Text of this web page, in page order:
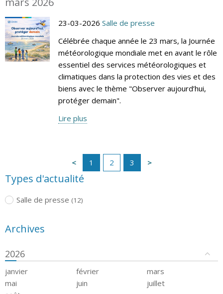
23-03-2026 Salle de presse
Célébrée chaque année le 23 mars, la Journée
météorologique mondiale met en avant le rôle
essentiel des services météorologiques et
climatiques dans la protection des vies et des
biens avec le thème "Observer aujourd’hui,
protéger demain".
Lire plus
1 2 3
Types d'actualité
Salle de presse (12)
Archives
2026
janvier février
mars
mai
juin
juillet